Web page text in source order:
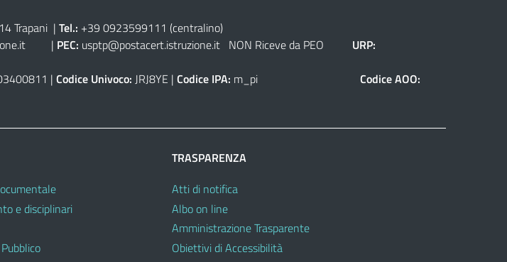
Trapani | Tel.: +39 0923599111 (centralino)
| PEC: usptp@postacert.istruzione.itNON Riceve da PEO URP:
| Codice Univoco: JRJ8YE | Codice IPA: m_pi Codice AOO:
e disciplinari
TRASPARENZA
Atti di notifica
Albo on line
Amministrazione Trasparente
Obiettivi di Accessibilità